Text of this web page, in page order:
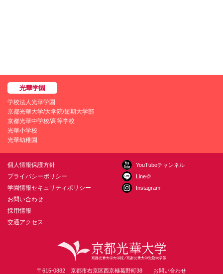
学校法人光華学園
京都光華大学/大学院/短期大学部
京都光華中学校/高等学校
光華小学校
光華幼稚園
個人情報保護方針
プライバシーポリシー
学園情報セキュリティポリシー
お問い合わせ
採用情報
交通アクセス
YouTubeチャンネル
Line＠
Instagram
〒615-0882 京都市右京区西京極葛野町38 お問い合わせ